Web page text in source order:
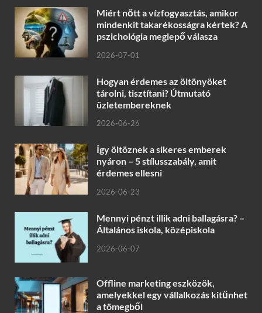
Miért nőtt a vízfogyasztás, amikor
mindenkit takarékosságra kértek? A
pszichológia meglepő válasza
2026-07-01
Hogyan érdemes az öltönyöket
tárolni, tisztítani? Útmutató
üzletembereknek
2026-06-26
Így öltöznek a sikeres emberek
nyáron – 5 stílusszabály, amit
érdemes ellesni
2026-06-23
Mennyi pénzt illik adni ballagásra? –
Általános iskola, középiskola
2026-06-07
Offline marketing eszközök,
amelyekkel egy vállalkozás kitűnhet
a tömegből